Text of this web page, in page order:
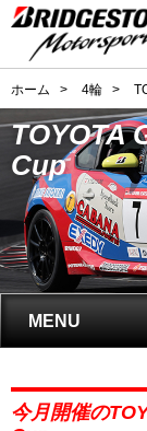
ホーム > 4輪 >
TOYOTA
Cup
MENU
今月開催の